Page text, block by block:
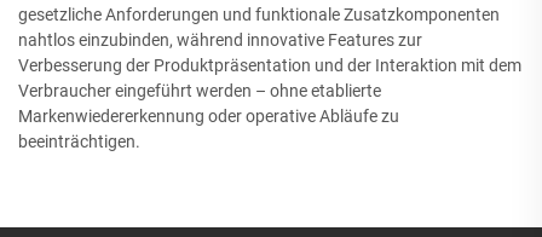
gesetzliche Anforderungen und funktionale Zusatzkomponenten
nahtlos einzubinden, während innovative Features zur
Verbesserung der Produktpräsentation und der Interaktion mit dem
Verbraucher eingeführt werden – ohne etablierte
Markenwiedererkennung oder operative Abläufe zu
beeinträchtigen.